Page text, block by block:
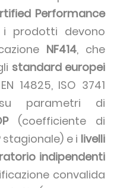
Performance
prodotti devono
NF414, che
standard europei
14825, ISO 3741
su parametri di
(coefficiente di
stagionale) e i livelli
indipendenti
convalida